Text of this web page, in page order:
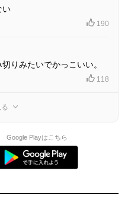
い
190
りみたいでかっこいい。
118
Google Playはこちら